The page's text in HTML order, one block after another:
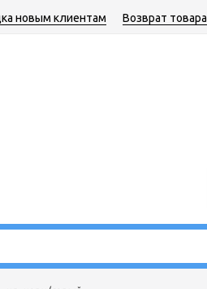
новым клиентам Возврат товара